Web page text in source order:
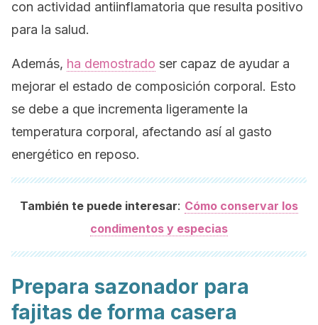
con actividad antiinflamatoria que resulta positivo
para la salud.
Además, ha demostrado ser capaz de ayudar a
mejorar el estado de composición corporal. Esto
se debe a que incrementa ligeramente la
temperatura corporal, afectando así al gasto
energético en reposo.
También te puede interesar: Cómo conservar los
condimentos y especias
Prepara sazonador para
fajitas de forma casera